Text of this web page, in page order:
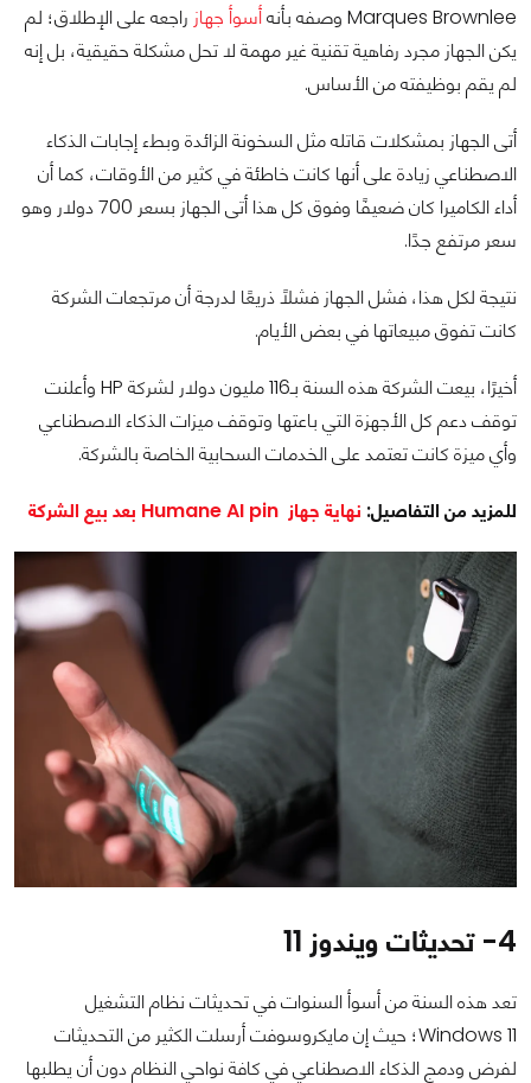
Marques Brownlee وصفه بأنه
أسوأ جهاز راجعه على الإطلاق؛ لم
يكن الجهاز مجرد رفاهية تقنية غير مهمة لا تحل مشكلة حقيقية، بل إنه
لم يقم بوظيفته من الأساس.
أتى الجهاز بمشكلات قاتله مثل السخونة الزائدة وبطء إجابات الذكاء
الاصطناعي زيادة على أنها كانت خاطئة في كثير من الأوقات، كما أن
أداء الكاميرا كان ضعيفًا وفوق كل هذا أتى الجهاز بسعر 700 دولار وهو
سعر مرتفع جدًا.
نتيجة لكل هذا، فشل الجهاز فشلًا ذريعًا لدرجة أن مرتجعات الشركة
كانت تفوق مبيعاتها في بعض الأيام.
أخيرًا، بيعت الشركة هذه السنة بـ116 مليون دولار لشركة HP وأعلنت
توقف دعم كل الأجهزة التي باعتها وتوقف ميزات الذكاء الاصطناعي
وأي ميزة كانت تعتمد على الخدمات السحابية الخاصة بالشركة.
للمزيد من التفاصيل: نهاية جهاز Humane AI pin بعد بيع الشركة
4- تحديثات ويندوز 11
تعد هذه السنة من أسوأ السنوات في تحديثات نظام التشغيل
Windows 11؛ حيث إن مايكروسوفت أرسلت الكثير من التحديثات
لفرض ودمج الذكاء الاصطناعي في كافة نواحي النظام دون أن يطلبها